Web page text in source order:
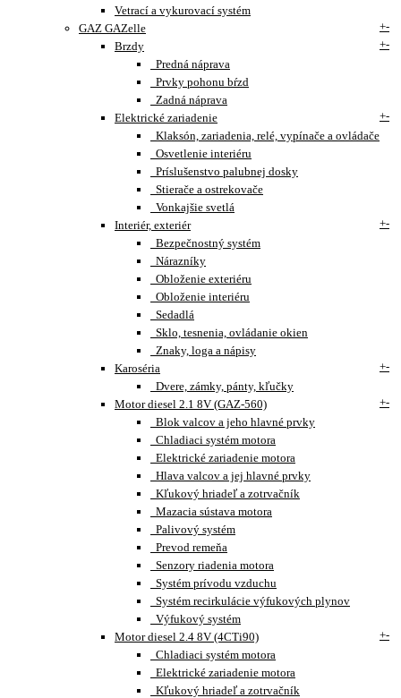
Vetrací a vykurovací systém
GAZ GAZelle
+-
Brzdy
+-
Predná náprava
Prvky pohonu bŕzd
Zadná náprava
Elektrické zariadenie
+-
Klaksón, zariadenia, relé, vypínače a ovládače
Osvetlenie interiéru
Príslušenstvo palubnej dosky
Stierače a ostrekovače
Vonkajšie svetlá
Interiér, exteriér
+-
Bezpečnostný systém
Nárazníky
Obloženie exteriéru
Obloženie interiéru
Sedadlá
Sklo, tesnenia, ovládanie okien
Znaky, loga a nápisy
Karoséria
+-
Dvere, zámky, pánty, kľučky
Motor diesel 2.1 8V (GAZ-560)
+-
Blok valcov a jeho hlavné prvky
Chladiaci systém motora
Elektrické zariadenie motora
Hlava valcov a jej hlavné prvky
Kľukový hriadeľ a zotrvačník
Mazacia sústava motora
Palivový systém
Prevod remeňa
Senzory riadenia motora
Systém prívodu vzduchu
Systém recirkulácie výfukových plynov
Výfukový systém
Motor diesel 2.4 8V (4CTi90)
+-
Chladiaci systém motora
Elektrické zariadenie motora
Kľukový hriadeľ a zotrvačník